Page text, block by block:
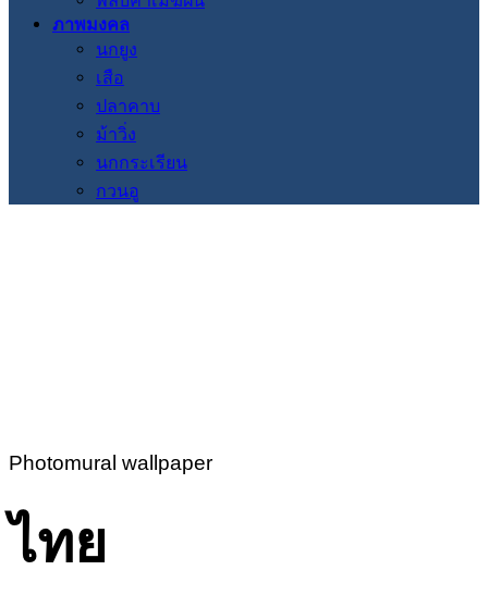
ภาพมงคล
นกยูง
เสือ
ปลาคาบ
ม้าวิ่ง
นกกระเรียน
กวนอู
Photomural wallpaper
ไทย